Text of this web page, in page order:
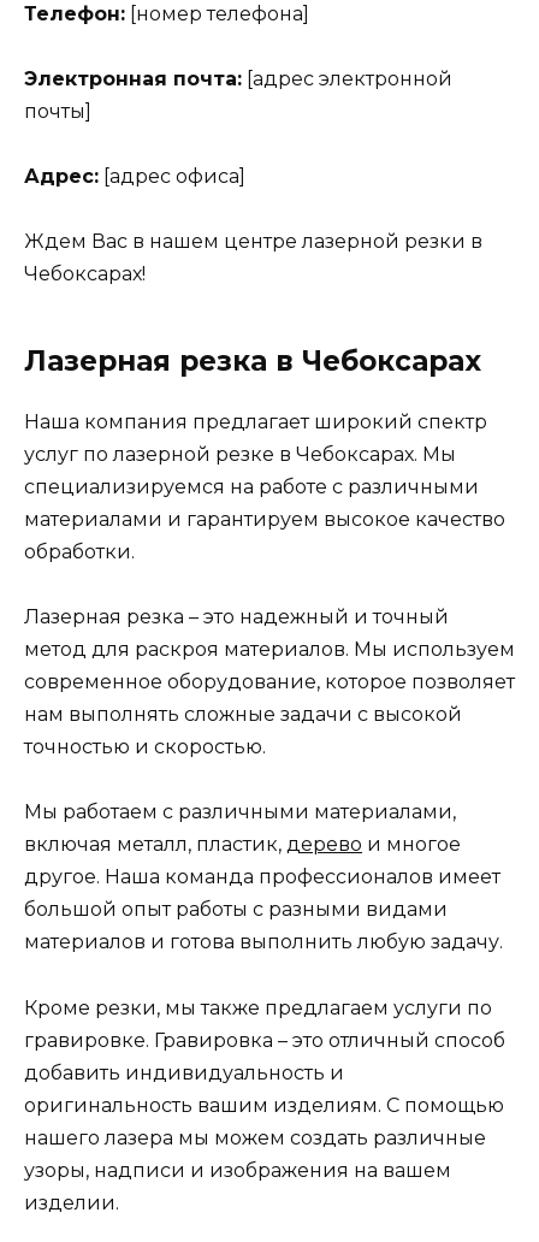
Телефон: [номер телефона]
Электронная почта: [адрес электронной
почты]
Адрес: [адрес офиса]
Ждем Вас в нашем центре лазерной резки в
Чебоксарах!
Лазерная резка в Чебоксарах
Наша компания предлагает широкий спектр
услуг по лазерной резке в Чебоксарах. Мы
специализируемся на работе с различными
материалами и гарантируем высокое качество
обработки.
Лазерная резка – это надежный и точный
метод для раскроя материалов. Мы используем
современное оборудование, которое позволяет
нам выполнять сложные задачи с высокой
точностью и скоростью.
Мы работаем с различными материалами,
включая металл, пластик, дерево и многое
другое. Наша команда профессионалов имеет
большой опыт работы с разными видами
материалов и готова выполнить любую задачу.
Кроме резки, мы также предлагаем услуги по
гравировке. Гравировка – это отличный способ
добавить индивидуальность и
оригинальность вашим изделиям. С помощью
нашего лазера мы можем создать различные
узоры, надписи и изображения на вашем
изделии.